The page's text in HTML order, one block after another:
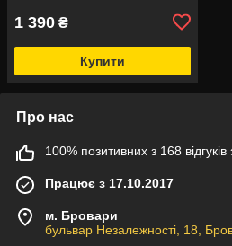
1 390 ₴
Купити
Про нас
100% позитивних з 168 відгуків
Працює з 17.10.2017
м. Бровари
бульвар Незалежності, 18,